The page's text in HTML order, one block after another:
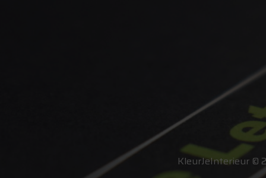
KleurJeInterieur ©